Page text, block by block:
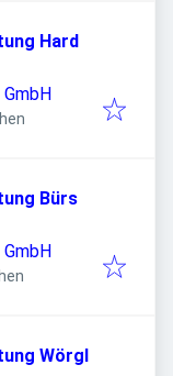
Hard
Bürs
Wörgl